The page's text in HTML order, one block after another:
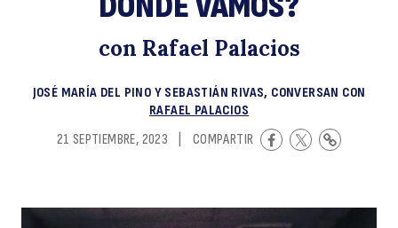
con Rafael Palacios
JOSÉ MARÍA DEL PINO Y SEBASTIÁN RIVAS, CONVERSAN CON
RAFAEL PALACIOS
21 SEPTIEMBRE, 2023
COMPARTIR